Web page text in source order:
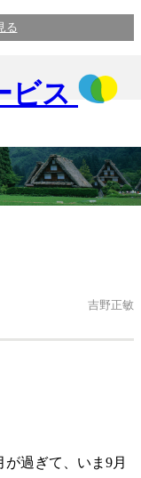
る
ビス
吉野正敏
過ぎて、いま9月